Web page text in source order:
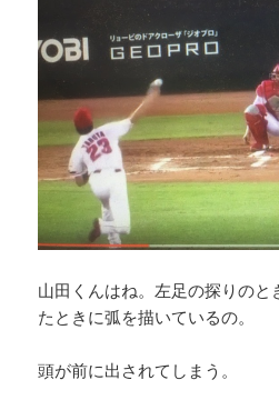
山田くんはね。左足の探りのと
たときに弧を描いているの。
頭が前に出されてしまう。